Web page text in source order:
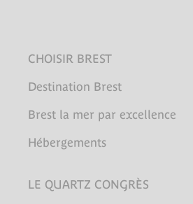
CHOISIR BREST
Destination Brest
Brest la mer par excellence
Hébergements
LE QUARTZ CONGRÈS